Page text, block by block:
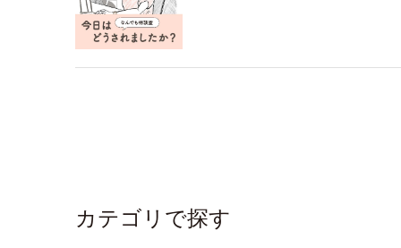
カテゴリで探す